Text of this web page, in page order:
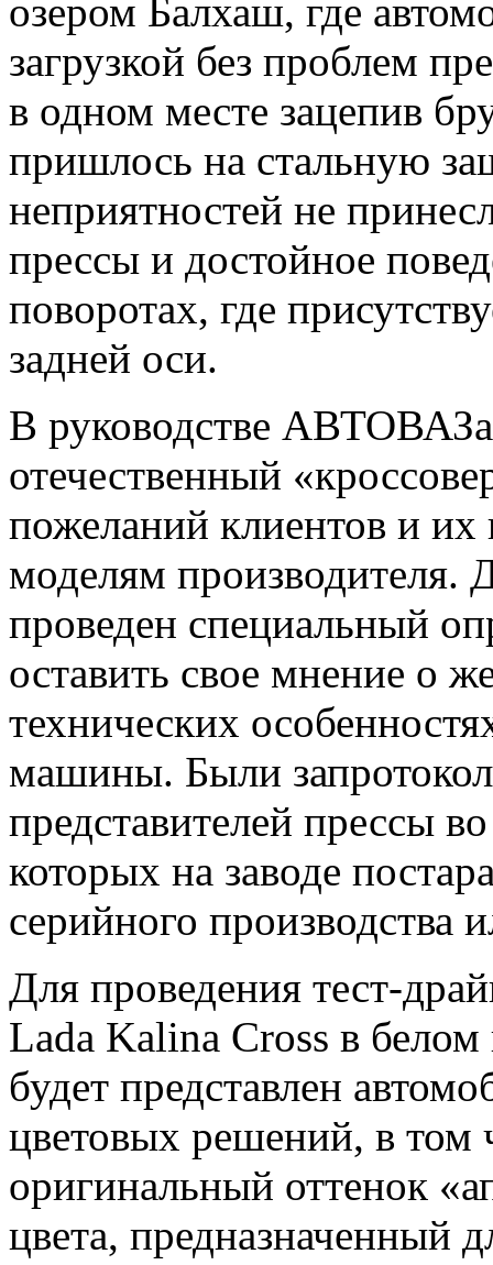
озером Балхаш, где
загрузкой без проблем
в одном месте зацепив
пришлось на стальную
неприятностей не
прессы и достойное
поворотах, где
задней оси.
В руководстве
отечественный
пожеланий клиентов и
моделям производителя.
проведен специальный
оставить свое мнение о
технических
машины. Были
представителей прессы
которых на заводе
серийного производства
Для проведения тест-
Lada Kalina Cross в
будет представлен
цветовых решений, в том
оригинальный оттенок
цвета, предназначенный